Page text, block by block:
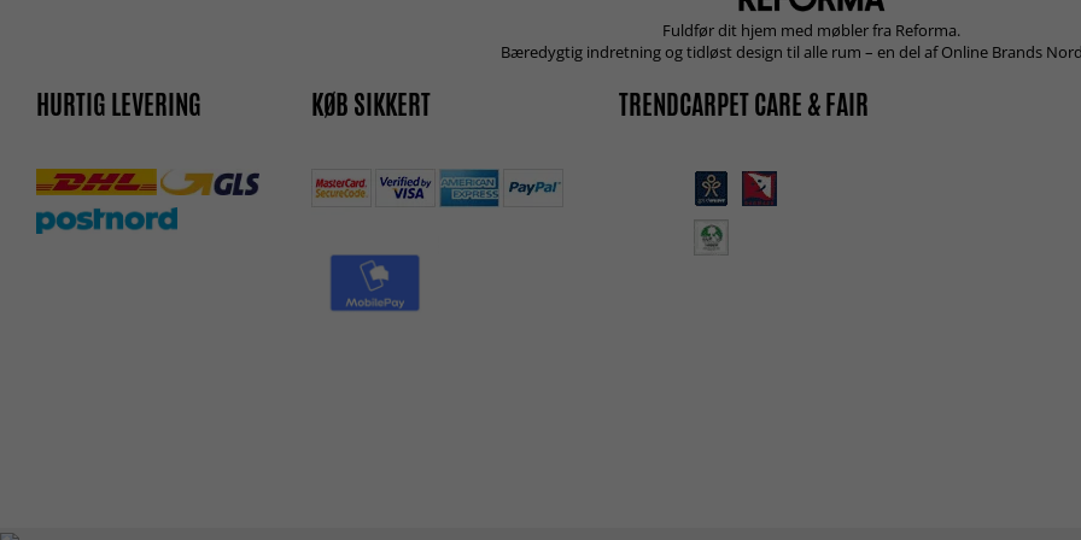
Fuldfør dit hjem med møbler fra Reforma.
Bæredygtig indretning og tidløst design til alle rum – en del af Online Brands
HURTIG LEVERING KØB SIKKERT TRENDCARPET CARE & FAIR